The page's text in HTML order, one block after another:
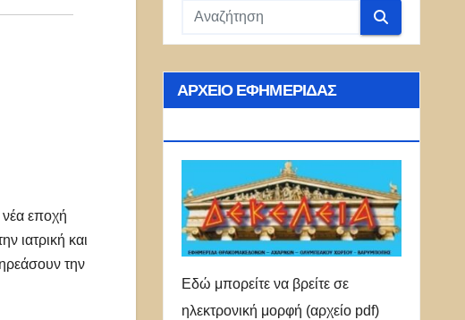
νέα εποχή
ιατρική και
την
ΑΡΧΕΊΟ ΕΦΗΜΕΡΊΔΑΣ
Εδώ μπορείτε να βρείτε σε
ηλεκτρονική μορφή (αρχείο pdf)